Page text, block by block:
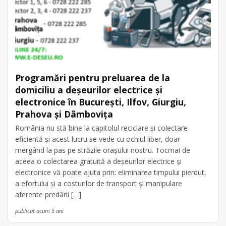
Centru de colectare
electrocasnice (DEEE)
, în
Gaești
județul Dambovița
Programări pentru preluarea de la
domiciliu a deșeurilor electrice și
electronice în București, Ilfov, Giurgiu,
Prahova și Dâmbovița
România nu stă bine la capitolul reciclare și colectare
eficientă și acest lucru se vede cu ochiul liber, doar
mergând la pas pe străzile orașului nostru. Tocmai de
aceea o colectarea gratuită a deșeurilor electrice și
electronice vă poate ajuta prin: eliminarea timpului pierdut,
a efortului și a costurilor de transport și manipulare
aferente predării […]
publicat acum 5 ani